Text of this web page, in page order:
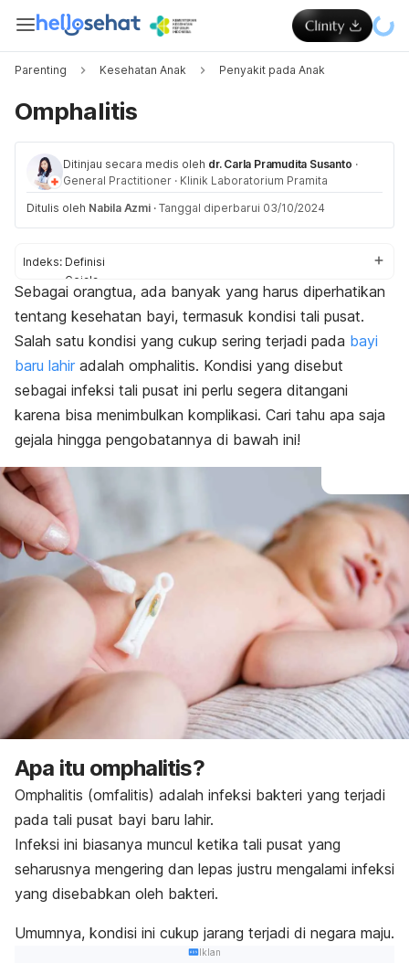
Parenting Kesehatan Anak Penyakit pada Anak
Omphalitis
Ditinjau secara medis oleh dr. Carla Pramudita Susanto ·
General Practitioner · Klinik Laboratorium Pramita
Ditulis oleh Nabila Azmi · Tanggal diperbarui 03/10/2024
Indeks: Definisi
Gejala
Penyebab
Faktor risiko
Komplikasi
Sebagai orangtua, ada banyak yang harus diperhatikan
tentang kesehatan bayi, termasuk kondisi tali pusat.
Salah satu kondisi yang cukup sering terjadi pada bayi
baru lahir adalah omphalitis. Kondisi yang disebut
sebagai infeksi tali pusat ini perlu segera ditangani
karena bisa menimbulkan komplikasi. Cari tahu apa saja
gejala hingga pengobatannya di bawah ini!
Apa itu omphalitis?
Omphalitis (omfalitis) adalah infeksi bakteri yang terjadi
pada tali pusat bayi baru lahir.
Infeksi ini biasanya muncul ketika tali pusat yang
seharusnya mengering dan lepas justru mengalami infeksi
yang disebabkan oleh bakteri.
Umumnya, kondisi ini cukup jarang terjadi di negara maju.
Iklan